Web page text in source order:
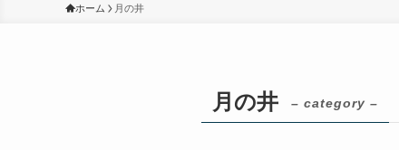
ホーム 月の井
月の井 – category –